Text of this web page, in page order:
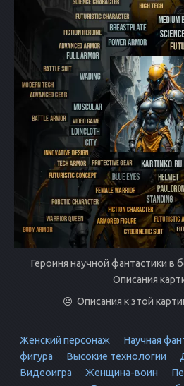
Героиня научной фантастики в
Описания
Описания к этой
Женский персонаж Научная
фигура
Высокие технологии
Видеоигра
Женщина-воин